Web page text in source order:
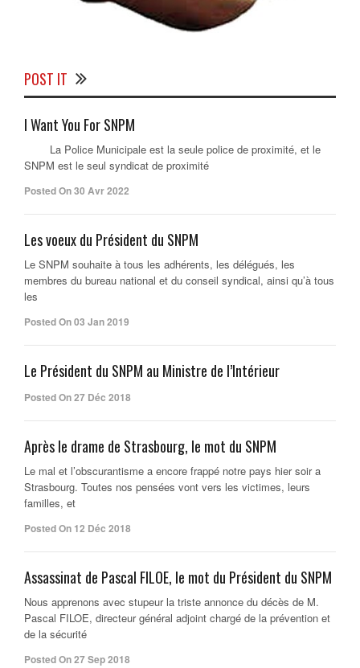
POST IT
I Want You For SNPM
La Police Municipale est la seule police de proximité, et le
SNPM est le seul syndicat de proximité
Posted On 30 Avr 2022
Les voeux du Président du SNPM
Le SNPM souhaite à tous les adhérents, les délégués, les
membres du bureau national et du conseil syndical, ainsi qu’à tous
les
Posted On 03 Jan 2019
Le Président du SNPM au Ministre de l’Intérieur
Posted On 27 Déc 2018
Après le drame de Strasbourg, le mot du SNPM
Le mal et l’obscurantisme a encore frappé notre pays hier soir a
Strasbourg. Toutes nos pensées vont vers les victimes, leurs
familles, et
Posted On 12 Déc 2018
Assassinat de Pascal FILOE, le mot du Président du SNPM
Nous apprenons avec stupeur la triste annonce du décès de M.
Pascal FILOE, directeur général adjoint chargé de la prévention et
de la sécurité
Posted On 27 Sep 2018